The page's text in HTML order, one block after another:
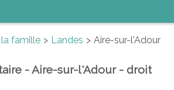
famille Landes Aire-sur-l'Adour
- Aire-sur-l'Adour - droit